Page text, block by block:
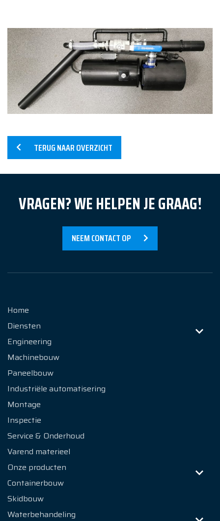
Home
Producten
Referenties
TERUG NAAR OVERZICHT
VRAGEN? WE HELPEN JE GRAAG!
NEEM CONTACT OP
Home
Diensten
Engineering
Machinebouw
Paneelbouw
Industriële automatisering
Montage
Inspectie
Service & Onderhoud
Varend materieel
Onze producten
Containerbouw
Skidbouw
Waterbehandeling